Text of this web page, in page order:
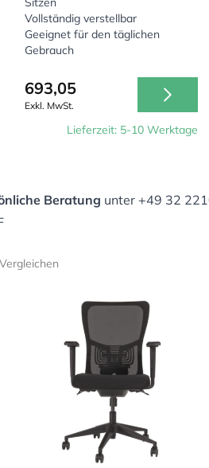
Vollständig verstellbar
Geeignet für den täglichen
Gebrauch
693,05
Exkl. MwSt.
Lieferzeit: 5-10 Werktage
Beratung unter +49 32
Vergleichen